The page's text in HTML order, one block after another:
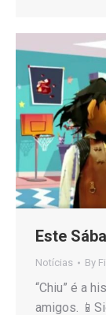
Este
Notícias By
“Chiu” é a
amigos.